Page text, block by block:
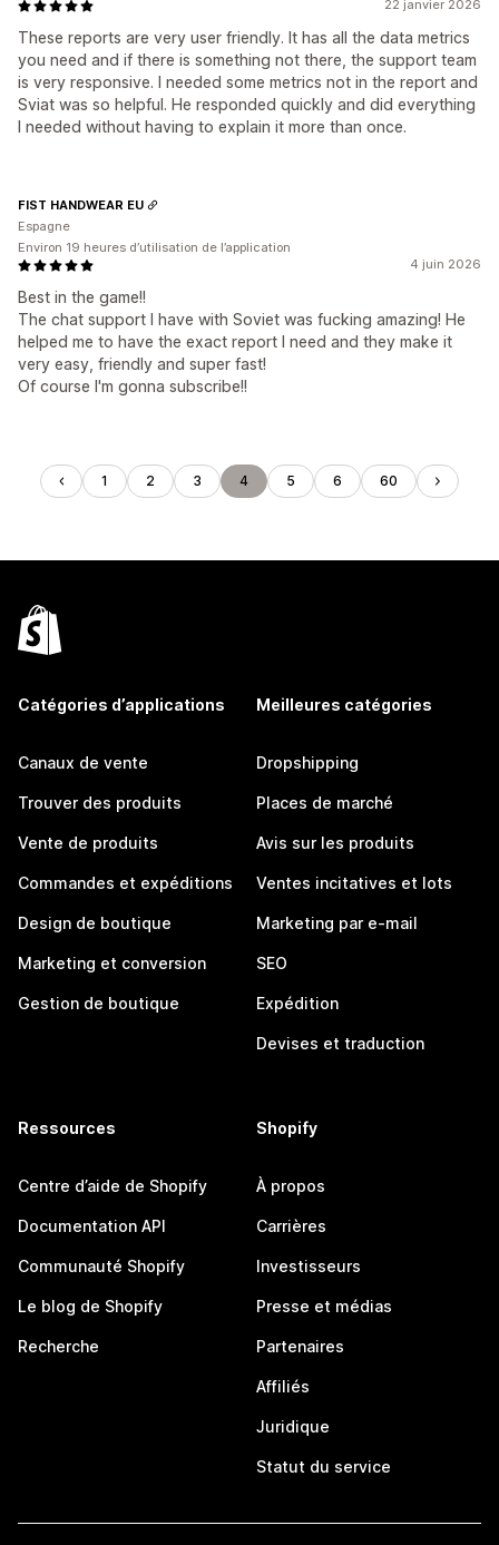
22 janvier 2026
These reports are very user friendly. It has all the data metrics
you need and if there is something not there, the support team
is very responsive. I needed some metrics not in the report and
Sviat was so helpful. He responded quickly and did everything
I needed without having to explain it more than once.
4 juin 2026
Best in the game!!
The chat support I have with Soviet was fucking amazing! He
helped me to have the exact report I need and they make it
very easy, friendly and super fast!
Of course I'm gonna subscribe!!
FIST HANDWEAR EU
Espagne
Environ 19 heures d’utilisation de l’application
1 2 3 4 5 6 60
Catégories d’applications
Canaux de vente
Trouver des produits
Vente de produits
Commandes et expéditions
Design de boutique
Marketing et conversion
Gestion de boutique
Meilleures catégories
Dropshipping
Places de marché
Avis sur les produits
Ventes incitatives et lots
Marketing par e-mail
SEO
Expédition
Devises et traduction
Ressources
Centre d’aide de Shopify
Documentation API
Communauté Shopify
Le blog de Shopify
Recherche
Shopify
À propos
Carrières
Investisseurs
Presse et médias
Partenaires
Affiliés
Juridique
Statut du service